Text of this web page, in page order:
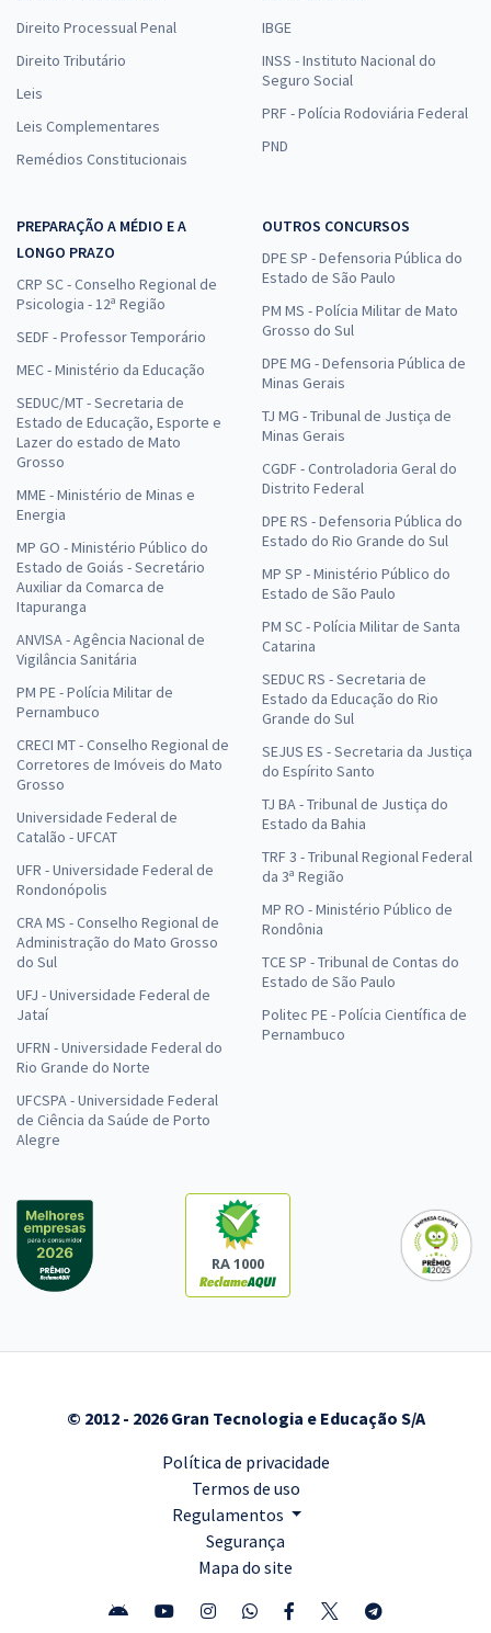
Direito Processual Penal
Direito Tributário
Leis
Leis Complementares
Remédios Constitucionais
IBGE
INSS - Instituto Nacional do
Seguro Social
PRF - Polícia Rodoviária Federal
PND
PREPARAÇÃO A MÉDIO E A
LONGO PRAZO
CRP SC - Conselho Regional de
Psicologia - 12ª Região
SEDF - Professor Temporário
MEC - Ministério da Educação
SEDUC/MT - Secretaria de
Estado de Educação, Esporte e
Lazer do estado de Mato
Grosso
MME - Ministério de Minas e
Energia
MP GO - Ministério Público do
Estado de Goiás - Secretário
Auxiliar da Comarca de
Itapuranga
ANVISA - Agência Nacional de
Vigilância Sanitária
PM PE - Polícia Militar de
Pernambuco
CRECI MT - Conselho Regional de
Corretores de Imóveis do Mato
Grosso
Universidade Federal de
Catalão - UFCAT
UFR - Universidade Federal de
Rondonópolis
CRA MS - Conselho Regional de
Administração do Mato Grosso
do Sul
UFJ - Universidade Federal de
Jataí
UFRN - Universidade Federal do
Rio Grande do Norte
UFCSPA - Universidade Federal
de Ciência da Saúde de Porto
Alegre
OUTROS CONCURSOS
DPE SP - Defensoria Pública do
Estado de São Paulo
PM MS - Polícia Militar de Mato
Grosso do Sul
DPE MG - Defensoria Pública de
Minas Gerais
TJ MG - Tribunal de Justiça de
Minas Gerais
CGDF - Controladoria Geral do
Distrito Federal
DPE RS - Defensoria Pública do
Estado do Rio Grande do Sul
MP SP - Ministério Público do
Estado de São Paulo
PM SC - Polícia Militar de Santa
Catarina
SEDUC RS - Secretaria de
Estado da Educação do Rio
Grande do Sul
SEJUS ES - Secretaria da Justiça
do Espírito Santo
TJ BA - Tribunal de Justiça do
Estado da Bahia
TRF 3 - Tribunal Regional Federal
da 3ª Região
MP RO - Ministério Público de
Rondônia
TCE SP - Tribunal de Contas do
Estado de São Paulo
Politec PE - Polícia Científica de
Pernambuco
RA 1000
© 2012 - 2026 Gran Tecnologia e Educação S/A
Política de privacidade
Termos de uso
Regulamentos
Segurança
Mapa do site